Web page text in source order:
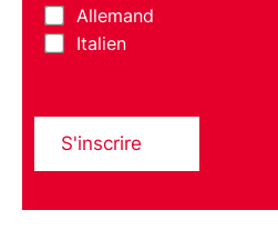
Allemand
Italien
S'inscrire